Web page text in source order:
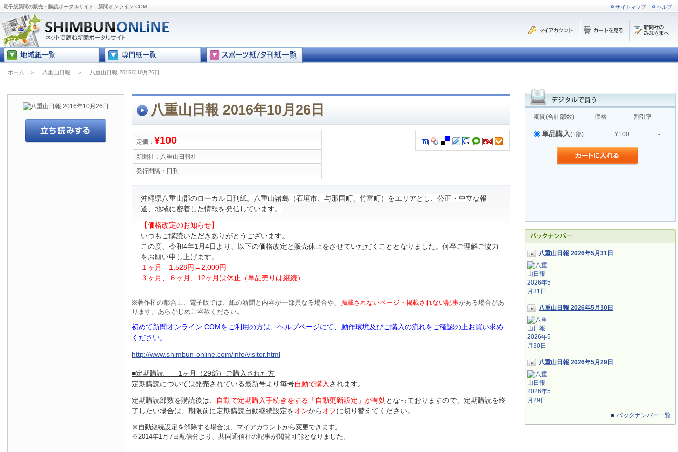
電子版新聞の販売・購読ポータルサイト - 新聞オンライン.COM サイトマップ ヘルプ
ホーム ＞ 八重山日報 ＞ 八重山日報 2016年10月26日
期間(合計部数) 価格 割引率
単品購入(1部) ¥100 -
八重山日報 2026年5月31日
八重山日報 2026年5月30日
八重山日報 2026年5月29日
バックナンバー一覧
八重山日報 2016年10月26日
定価： ¥100
新聞社： 八重山日報社
発行間隔： 日刊
沖縄県八重山郡のローカル日刊紙。八重山諸島（石垣市、与那国町、竹富町）をエリアとし、公正・中立な報
道、地域に密着した情報を発信しています。
【価格改定のお知らせ】
いつもご購読いただきありがとうございます。
この度、令和4年1月4日より、以下の価格改定と販売休止をさせていただくこととなりました。何卒ご理解ご協力
をお願い申し上げます。
１ヶ月 1,528円 →2,000円
３ヶ月、６ヶ月、 12ヶ月は休止（単品売りは継続）
※著作権の都合上、電子版では、紙の新聞と内容が一部異なる場合や、 掲載されないページ・掲載されない記事がある場合があ
ります。あらかじめご容赦ください。
初めて新聞オンライン.COMをご利用の方は、ヘルプページにて、動作環境及びご購入の流れをご確認の上お買い求め
ください。
http://www.shimbun-online.com/info/visitor.html
■定期購読 1ヶ月（29部）
ご購入された方
定期購読については発売されている最新号より毎号自動で購入 されます。
定期購読部数を購読後は、 自動で定期購入手続きをする「自動更新設定」が有効となっておりますので、定期購読を終
了したい場合は、期限前に定期購読自動継続設定をオンからオフに切り替えてください。
※自動継続設定を解除する場合は、マイアカウントから変更できます。
※2014年1月7日配信分より、共同通信社の記事が閲覧可能となりました。